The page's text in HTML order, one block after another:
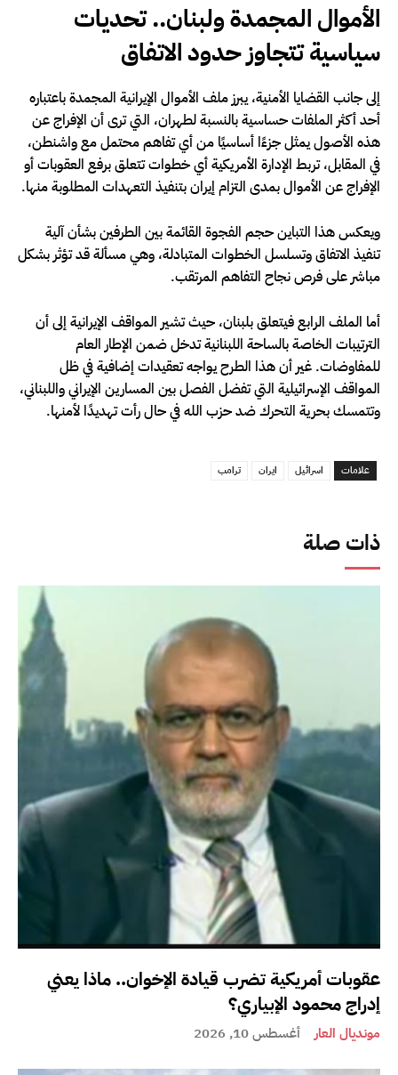
ذات صلة
عقوبات أمريكية تضرب قيادة الإخوان.. ماذا يعني
إدراج محمود الإبياري؟
مونديال العار أغسطس 10, 2026
الأموال المجمدة ولبنان.. تحديات
سياسية تتجاوز حدود الاتفاق
إلى جانب القضايا الأمنية، يبرز ملف الأموال الإيرانية المجمدة باعتباره
أحد أكثر الملفات حساسية بالنسبة لطهران، التي ترى أن الإفراج عن
هذه الأصول يمثل جزءًا أساسيًا من أي تفاهم محتمل مع واشنطن،
في المقابل، تربط الإدارة الأمريكية أي خطوات تتعلق برفع العقوبات أو
الإفراج عن الأموال بمدى التزام إيران بتنفيذ التعهدات المطلوبة منها.
ويعكس هذا التباين حجم الفجوة القائمة بين الطرفين بشأن آلية
تنفيذ الاتفاق وتسلسل الخطوات المتبادلة، وهي مسألة قد تؤثر بشكل
مباشر على فرص نجاح التفاهم المرتقب.
أما الملف الرابع فيتعلق بلبنان، حيث تشير المواقف الإيرانية إلى أن
الترتيبات الخاصة بالساحة اللبنانية تدخل ضمن الإطار العام
للمفاوضات. غير أن هذا الطرح يواجه تعقيدات إضافية في ظل
المواقف الإسرائيلية التي تفضل الفصل بين المسارين الإيراني واللبناني،
وتتمسك بحرية التحرك ضد حزب الله في حال رأت تهديدًا لأمنها.
علامات اسرائيل ايران ترامب